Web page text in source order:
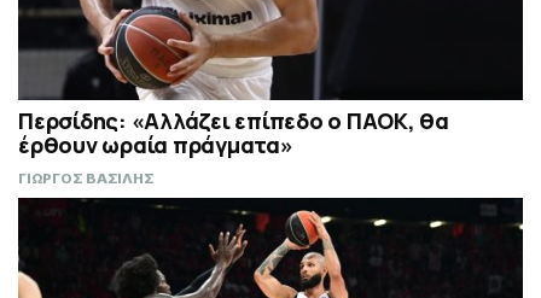
Περσίδης: «Αλλάζει επίπεδο ο ΠΑΟΚ, θα
έρθουν ωραία πράγματα»
ΓΙΩΡΓΟΣ ΒΑΣΙΛΗΣ